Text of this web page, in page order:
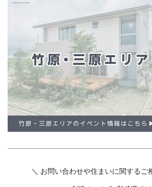
＼ お問い合わせや住まいに関するご